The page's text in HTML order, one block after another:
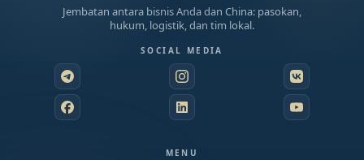
Jembatan antara bisnis Anda dan China: pasokan,
hukum, logistik, dan tim lokal.
SOCIAL MEDIA
MENU